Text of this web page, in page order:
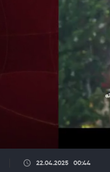
22.04.2025 00:44